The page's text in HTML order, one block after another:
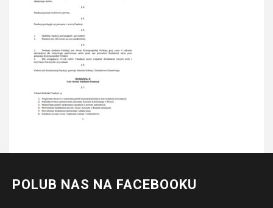
POLUB NAS NA FACEBOOKU